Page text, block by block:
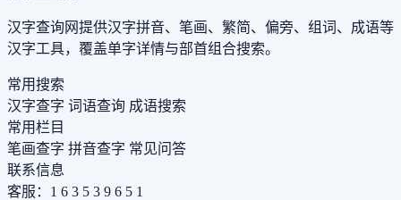
汉字查询网提供汉字拼音、笔画、繁简、偏旁、组词、成语等
汉字工具，覆盖单字详情与部首组合搜索。
常用搜索
汉字查字 词语查询 成语搜索
常用栏目
笔画查字 拼音查字 常见问答
联系信息
客服：1 6 3 5 3 9 6 5 1